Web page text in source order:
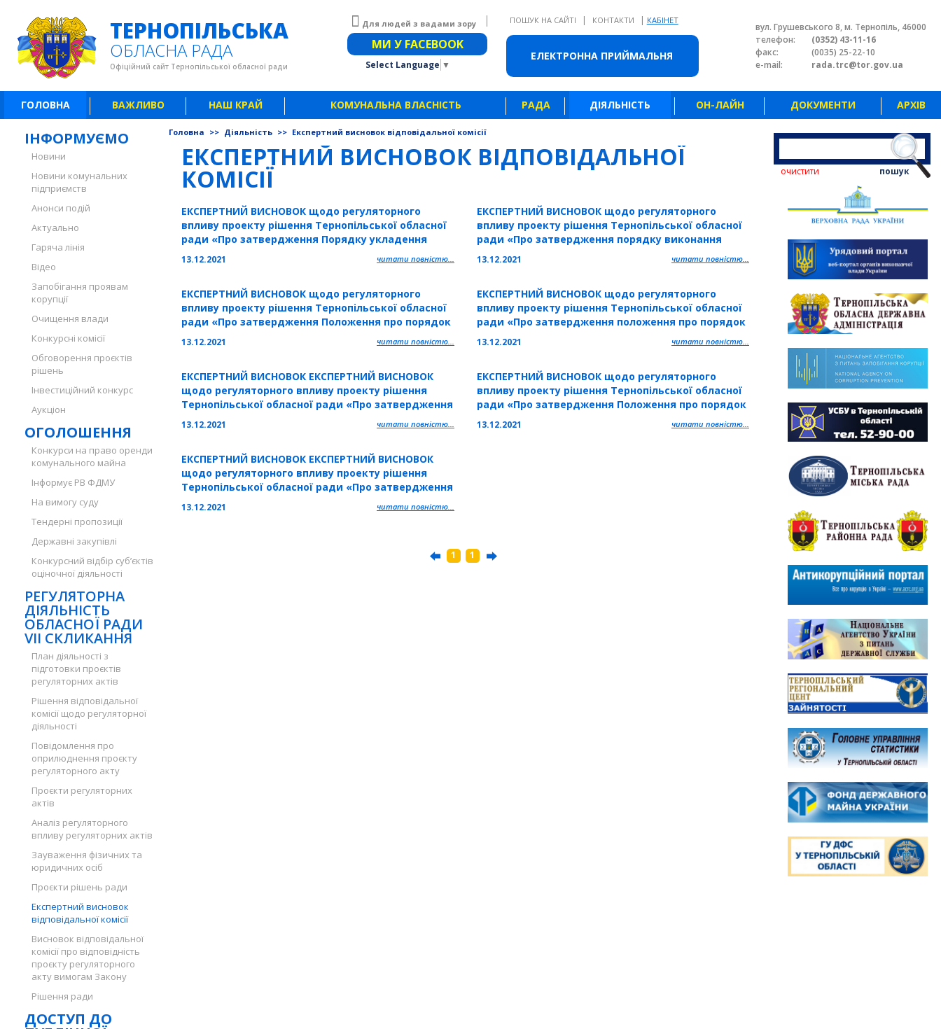
ЕЛЕКТРОННА ПРИЙМАЛЬНЯ
ТЕРНОПІЛЬСЬКА
ОБЛАСНА РАДА
Офіційний сайт Тернопільської обласної ради
Для людей з вадами зору Звичайна версія сайту
МИ У FACEBOOK
Select Language ▼
ПОШУК НА САЙТІ | КОНТАКТИ | КАБІНЕТ
вул. Грушевського 8, м. Тернопіль, 46000
телефон:
(0352) 43-11-16
факс:
(0035) 25-22-10
e-mail:
rada.trc@tor.gov.ua
ГОЛОВНА ВАЖЛИВО НАШ КРАЙ КОМУНАЛЬНА ВЛАСНІСТЬ РАДА ДІЯЛЬНІСТЬ ОН-ЛАЙН ДОКУМЕНТИ АРХІВ
ІНФОРМУЄМО
Новини
Новини комунальних
підприємств
Анонси подій
Актуально
Гаряча лінія
Відео
Запобігання проявам
корупції
Очищення влади
Конкурсні комісії
Обговорення проєктів
рішень
Інвестиційний конкурс
Аукціон
ОГОЛОШЕННЯ
Конкурси на право оренди
комунального майна
Інформує РВ ФДМУ
На вимогу суду
Тендерні пропозиції
Державні закупівлі
Конкурсний відбір суб’єктів
оціночної діяльності
РЕГУЛЯТОРНА
ДІЯЛЬНІСТЬ
ОБЛАСНОЇ РАДИ
VII СКЛИКАННЯ
План діяльності з
підготовки проєктів
регуляторних актів
Рішення відповідальної
комісії щодо регуляторної
діяльності
Повідомлення про
оприлюднення проєкту
регуляторного акту
Проєкти регуляторних
актів
Аналіз регуляторного
впливу регуляторних актів
Зауваження фізичних та
юридичних осіб
Проєкти рішень ради
Експертний висновок
відповідальної комісії
Висновок відповідальної
комісії про відповідність
проєкту регуляторного
акту вимогам Закону
Рішення ради
ДОСТУП ДО
Головна >> Діяльність >> Експертний висновок відповідальної комісії
ЕКСПЕРТНИЙ ВИСНОВОК ВІДПОВІДАЛЬНОЇ
КОМІСІЇ
ЕКСПЕРТНИЙ ВИСНОВОК щодо регуляторного
впливу проекту рішення Тернопільської обласної
ради «Про затвердження Порядку укладення
договору про встановлення земельного
сервітуту»
13.12.2021 читати повністю...
ЕКСПЕРТНИЙ ВИСНОВОК щодо регуляторного
впливу проекту рішення Тернопільської обласної
ради «Про затвердження Положення про порядок
укладення договору оренди землі спільної
власності територіальних громад сіл, селищ, міст
13.12.2021 читати повністю...
ЕКСПЕРТНИЙ ВИСНОВОК ЕКСПЕРТНИЙ ВИСНОВОК
щодо регуляторного впливу проекту рішення
Тернопільської обласної ради «Про затвердження
порядку передачі/приймання з балансу на баланс
майна спільної власності територіальних громад
13.12.2021 читати повністю...
ЕКСПЕРТНИЙ ВИСНОВОК ЕКСПЕРТНИЙ ВИСНОВОК
щодо регуляторного впливу проекту рішення
Тернопільської обласної ради «Про затвердження
положення про проведення інвестиційних
конкурсів для будівництва, реконструкції,
13.12.2021 читати повністю...
ЕКСПЕРТНИЙ ВИСНОВОК щодо регуляторного
впливу проекту рішення Тернопільської обласної
ради «Про затвердження порядку виконання
контрольних функцій управлінням з питань
комунального майна та природних ресурсів
13.12.2021 читати повністю...
ЕКСПЕРТНИЙ ВИСНОВОК щодо регуляторного
впливу проекту рішення Тернопільської обласної
ради «Про затвердження положення про порядок
передачі в оренду майна спільної власності
територіальних громад сіл, селищ, міст
13.12.2021 читати повністю...
ЕКСПЕРТНИЙ ВИСНОВОК щодо регуляторного
впливу проекту рішення Тернопільської обласної
ради «Про затвердження Положення про порядок
та умови списання майна спільної власності
територіальних громад сіл, селищ, міст
13.12.2021 читати повністю...
1 1
пошук
очистити